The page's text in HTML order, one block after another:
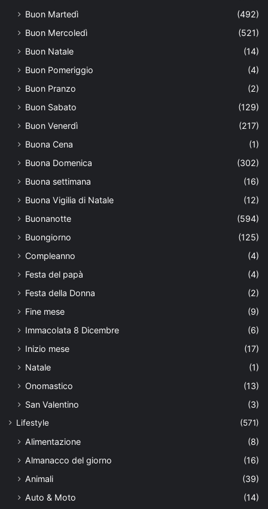
Buon Martedì
(492)
Buon Mercoledì
(521)
Buon Natale
(14)
Buon Pomeriggio
(4)
Buon Pranzo
(2)
Buon Sabato
(129)
Buon Venerdì
(217)
Buona Cena
(1)
Buona Domenica
(302)
Buona settimana
(16)
Buona Vigilia di Natale
(12)
Buonanotte
(594)
Buongiorno
(125)
Compleanno
(4)
Festa del papà
(4)
Festa della Donna
(2)
Fine mese
(9)
Immacolata 8 Dicembre
(6)
Inizio mese
(17)
Natale
(1)
Onomastico
(13)
San Valentino
(3)
Lifestyle (571)
Alimentazione
(8)
Almanacco del giorno
(16)
Animali
(39)
Auto & Moto
(14)